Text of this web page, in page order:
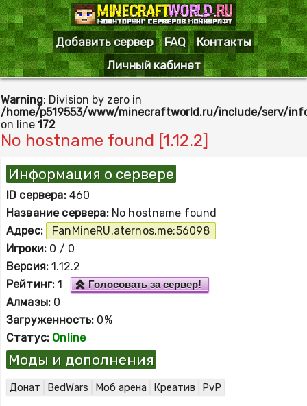
Добавить сервер FAQ
Контакты
Личный кабинет
Warning: Division by zero in
/home/p519553/www/minecraftworld.ru/include/serv/
on line 172
No hostname found [1.12.2]
Информация о сервере
ID сервера:460
Название сервера:No hostname found
Адрес:
FanMineRU.aternos.me:56098
Игроки: 0 / 0
Версия: 1.12.2
Рейтинг: 1 Голосовать за сервер!
Алмазы: 0
Загруженность: 0%
Статус: Online
Моды и дополнения
Донат BedWars Моб арена Креатив PvP